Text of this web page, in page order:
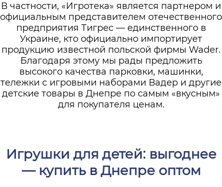
В частности, «Игротека» является партнером и
официальным представителем отечественного
предприятия Тигрес — единственного в
Украине, кто официально импортирует
продукцию известной польской фирмы Wader.
Благодаря этому мы рады предложить
высокого качества парковки, машинки,
тележки с игровыми наборами Вадер и другие
детские товары в Днепре по самым «вкусным»
для покупателя ценам.
Игрушки для детей: выгоднее
— купить в Днепре оптом